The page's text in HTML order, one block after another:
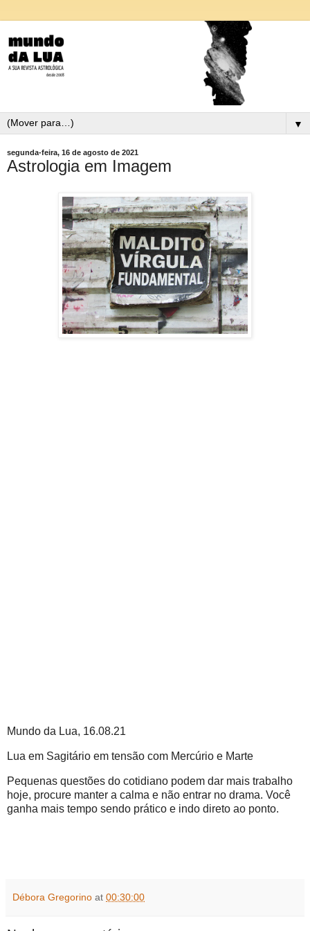
▼
segunda-feira, 16 de agosto de 2021
Astrologia em Imagem
Mundo da Lua, 16.08.21
Lua em Sagitário em tensão com Mercúrio e Marte
Pequenas questões do cotidiano podem dar mais trabalho
hoje, procure manter a calma e não entrar no drama. Você
ganha mais tempo sendo prático e indo direto ao ponto.
Débora Gregorino at 00:30:00